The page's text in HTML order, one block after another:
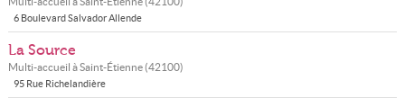
6 Boulevard Salvador Allende
La Source
Multi-accueil àSaint-Étienne(42100)
95 Rue Richelandière